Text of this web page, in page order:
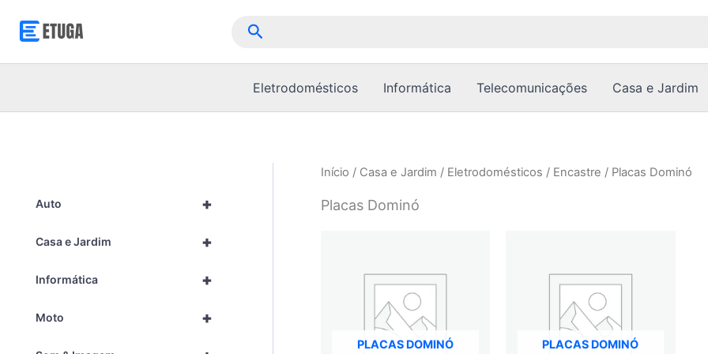
Pesquisar
Eletrodomésticos Informática Telecomunicações Casa e Jardim
+
Auto
+
Casa e Jardim
+
Informática
+
Moto
Início / Casa e Jardim / Eletrodomésticos / Encastre / Placas Dominó
Placas Dominó
PLACAS DOMINÓ
PLACAS DOMINÓ